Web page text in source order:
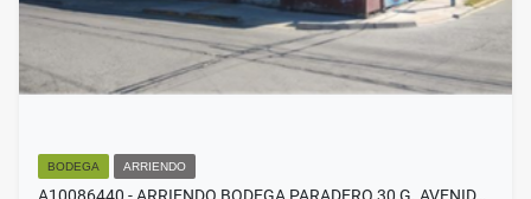
BODEGA ARRIENDO